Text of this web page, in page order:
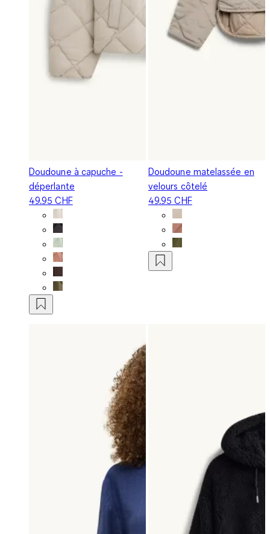
Doudoune à capuche -
déperlante
49.95 CHF
Doudoune matelassée en
velours côtelé
49.95 CHF